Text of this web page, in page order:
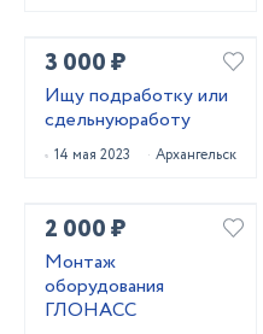
3 000 ₽
Ищу подработку или
сдельнуюработу
14 мая 2023 Архангельск
2 000 ₽
Монтаж
оборудования
ГЛОНАСС